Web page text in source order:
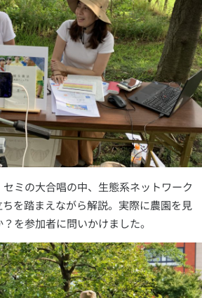
ミの大合唱の中、生態系ネットワーク
を踏まえながら解説。実際に農園を見
を参加者に問いかけました。